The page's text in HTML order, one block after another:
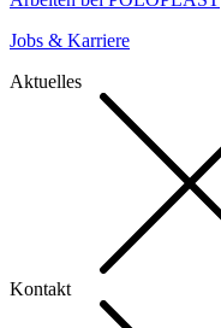
Jobs & Karriere
Aktuelles
Kontakt